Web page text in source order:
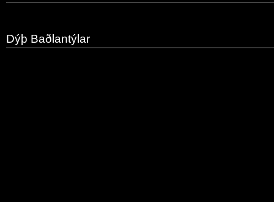
Dýþ Baðlantýlar